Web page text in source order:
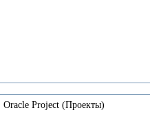
Oracle Project (Проекты)